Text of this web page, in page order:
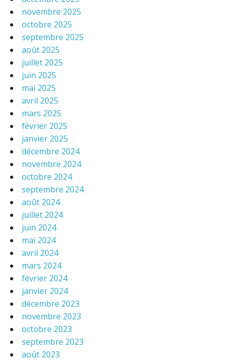
novembre 2025
octobre 2025
septembre 2025
août 2025
juillet 2025
juin 2025
mai 2025
avril 2025
mars 2025
février 2025
janvier 2025
décembre 2024
novembre 2024
octobre 2024
septembre 2024
août 2024
juillet 2024
juin 2024
mai 2024
avril 2024
mars 2024
février 2024
janvier 2024
décembre 2023
novembre 2023
octobre 2023
septembre 2023
août 2023